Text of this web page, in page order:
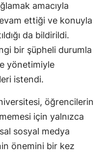
amacıyla
ettiği ve konuyla
da bildirildi.
bir şüpheli durumla
yönetimiyle
istendi.
öğrencilerin
için yalnızca
sosyal medya
önemini bir kez